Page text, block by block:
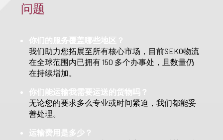
问题
你们的服务覆盖哪些地区？
我们助力您拓展至所有核心市场，目前SEKO物流
在全球范围内已拥有 150 多个办事处，且数量仍
在持续增加。
你们能运输我需要运送的货物吗？
无论您的要求多么专业或时间紧迫，我们都能妥
善处理。
运输费用是多少？